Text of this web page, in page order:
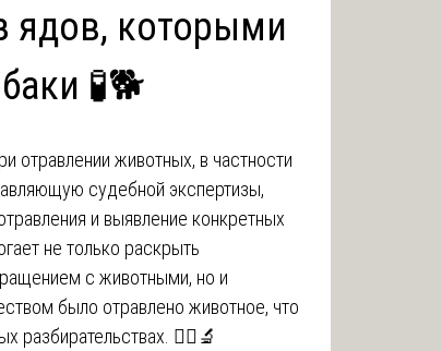
ядов, которыми
🧪🐕
отравлении животных, в частности
судебной экспертизы,
и выявление конкретных
не только раскрыть
с животными, но и
было отравлено животное, что
разбирательствах. 🧑‍⚖️🔬